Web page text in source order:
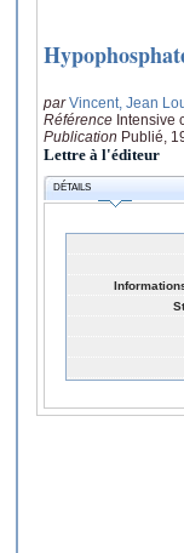
parVincent, Jean
Référence Intensive
Publication Publié,
Lettre à l'éditeur
DÉTAILS